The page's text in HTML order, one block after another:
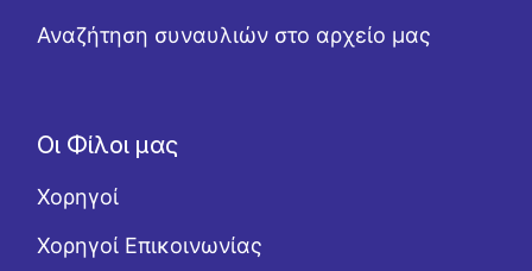
Αναζήτηση συναυλιών στο αρχείο μας
Οι Φίλοι μας
Χορηγοί
Χορηγοί Επικοινωνίας